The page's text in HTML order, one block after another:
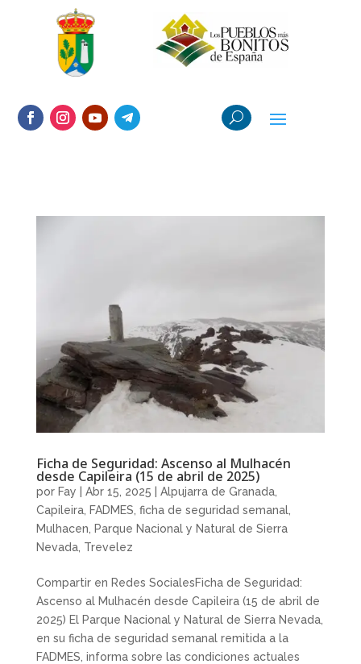
Ficha de Seguridad: Ascenso al Mulhacén
desde Capileira (15 de abril de 2025)
por Fay Abr 15, 2025 Alpujarra de Granada,
Capileira, FADMES ficha de seguridad semanal,
Mulhacen
Parque Nacional y Natural de Sierra
Nevada, Trevelez
Compartir en Redes SocialesFicha de Seguridad:
Ascenso al Mulhacén desde Capileira (15 de abril de
2025) El Parque Nacional y Natural de Sierra Nevada,
en su ficha de seguridad semanal remitida a la
FADMES, informa sobre las condiciones actuales